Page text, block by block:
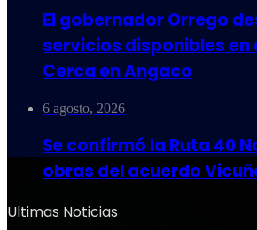
El gobernador Orrego
servicios disponibles en
Cerca en Angaco
6 agosto, 2026
Se confirmó la Ruta 40
obras del acuerdo
Ultimas Noticias